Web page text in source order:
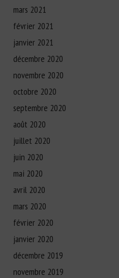
mars 2021
février 2021
janvier 2021
décembre 2020
novembre 2020
octobre 2020
septembre 2020
août 2020
juillet 2020
juin 2020
mai 2020
avril 2020
mars 2020
février 2020
janvier 2020
décembre 2019
novembre 2019